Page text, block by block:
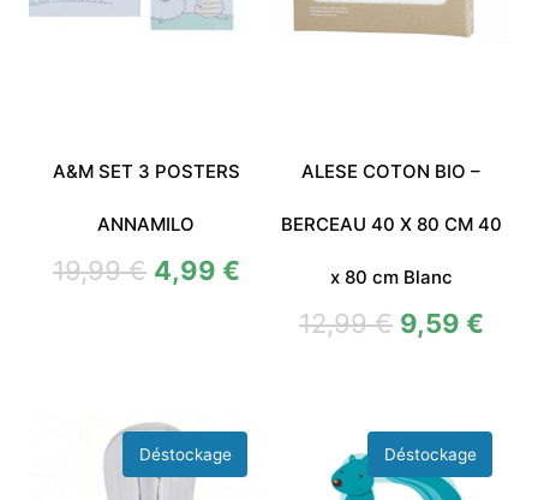
A&M SET 3 POSTERS
ANNAMILO
19,99€ 4,99 €
ALESE COTON BIO –
BERCEAU 40 X 80 CM 40
x 80 cm Blanc
12,99€ 9,59 €